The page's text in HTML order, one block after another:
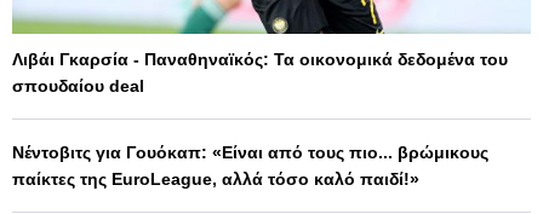
Λιβάι Γκαρσία - Παναθηναϊκός: Τα οικονομικά δεδομένα του
σπουδαίου deal
Νέντοβιτς για Γουόκαπ: «Είναι από τους πιο... βρώμικους
παίκτες της EuroLeague, αλλά τόσο καλό παιδί!»